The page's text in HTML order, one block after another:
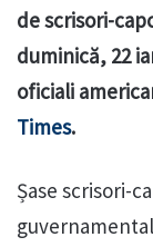
de scrisori-
duminică, 22
oficiali
Times.
Șase scrisori-